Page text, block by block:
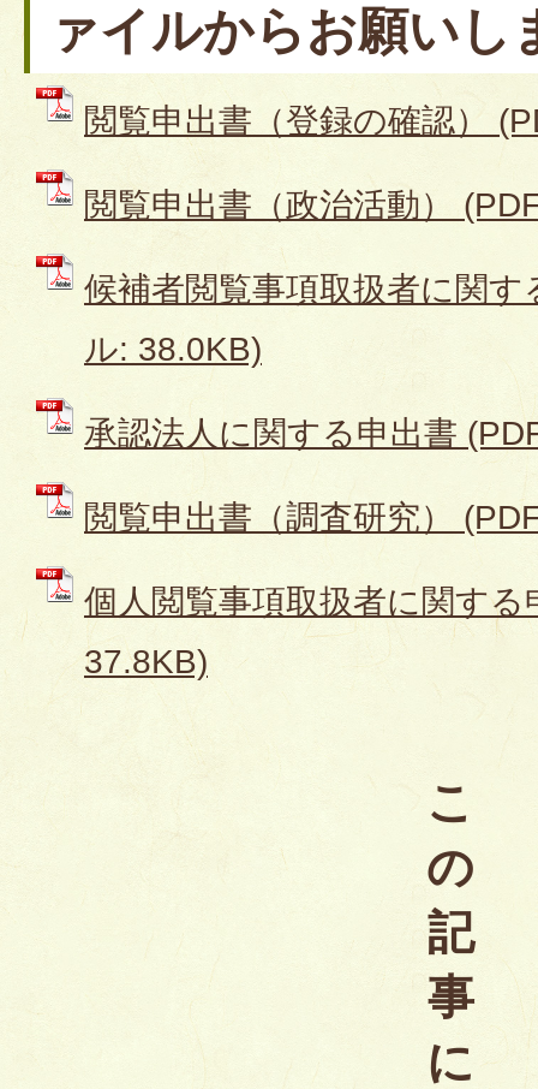
ァイルからお願いし
閲覧申出書（登録の確認）
閲覧申出書（政治活動）
候補者閲覧事項取扱者に関
ル: 38.0KB)
承認法人に関する申出書
閲覧申出書（調査研究）
個人閲覧事項取扱者に関す
37.8KB)
こ
の
記
事
に